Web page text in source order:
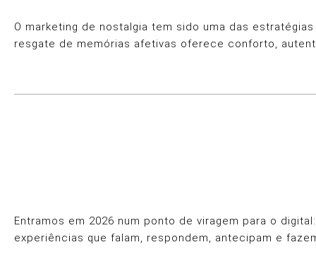
O marketing de nostalgia tem sido uma das
resgate de memórias afetivas oferece conforto,
Entramos em 2026 num ponto de viragem para o
experiências que falam, respondem, antecipam e